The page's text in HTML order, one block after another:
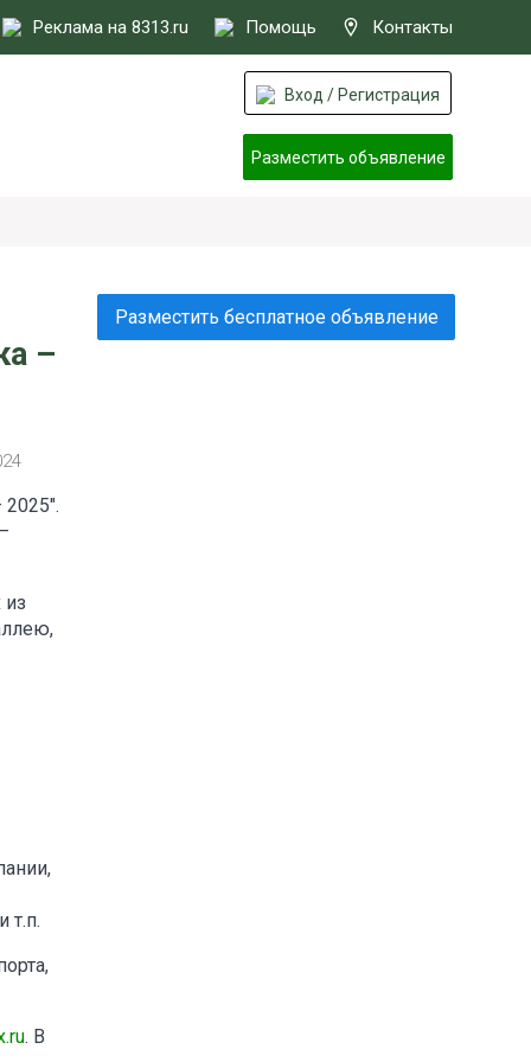
Реклама на 8313.ru Помощь Контакты
Вход / Регистрация
Разместить объявление
–
2025".
т.п.
. В
Разместить бесплатное объявление